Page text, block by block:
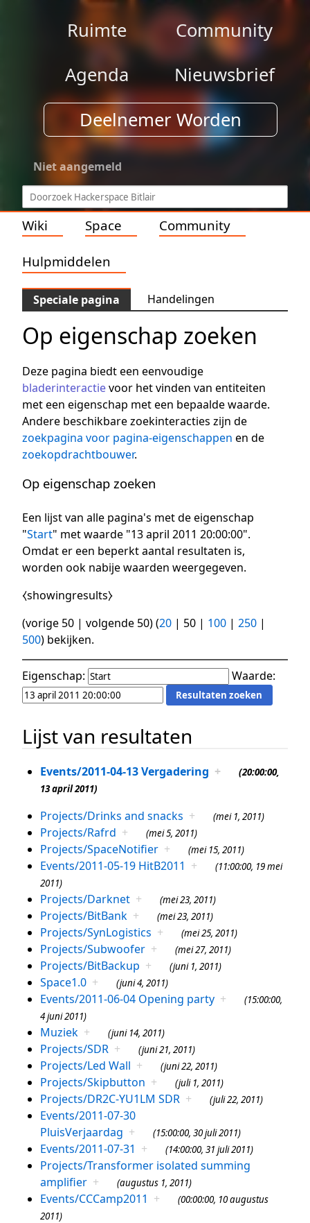
Ruimte
Community
Agenda
Nieuwsbrief
Deelnemer Worden
Niet aangemeld
Wiki Space Community
Hulpmiddelen
Speciale pagina Handelingen
Op eigenschap zoeken
Deze pagina biedt een eenvoudige
bladerinteractievoor het vinden van entiteiten
met een eigenschap met een bepaalde waarde.
Andere beschikbare zoekinteracties zijn de
zoekpagina voor pagina-eigenschappen en de
zoekopdrachtbouwer.
Op eigenschap zoeken
Een lijst van alle pagina's met de eigenschap
"Start" met waarde "13 april 2011 20:00:00".
Omdat er een beperkt aantal resultaten is,
worden ook nabije waarden weergegeven.
⧼showingresults⧽
(vorige 50 | volgende 50) (20 | 50 | 100 | 250 |
500) bekijken.
Eigenschap: Waarde:
Lijst van resultaten
Events/2011-04-13 Vergadering +
(20:00:00,
13 april 2011)
Projects/Drinks and snacks + (mei 1, 2011)
Projects/Rafrd + (mei 5, 2011)
Projects/SpaceNotifier + (mei 15, 2011)
Events/2011-05-19 HitB2011 +
(11:00:00, 19 mei
2011)
Projects/Darknet + (mei 23, 2011)
Projects/BitBank + (mei 23, 2011)
Projects/SynLogistics + (mei 25, 2011)
Projects/Subwoofer + (mei 27, 2011)
Projects/BitBackup + (juni 1, 2011)
Space1.0 + (juni 4, 2011)
Events/2011-06-04 Opening party +
(15:00:00,
4 juni 2011)
Muziek + (juni 14, 2011)
Projects/SDR + (juni 21, 2011)
Projects/Led Wall + (juni 22, 2011)
Projects/Skipbutton + (juli 1, 2011)
Projects/DR2C-YU1LM SDR + (juli 22, 2011)
Events/2011-07-30
PluisVerjaardag + (15:00:00, 30 juli 2011)
Events/2011-07-31 + (14:00:00, 31 juli 2011)
Projects/Transformer isolated summing
amplifier + (augustus 1, 2011)
Events/CCCamp2011 +
(00:00:00, 10 augustus
2011)